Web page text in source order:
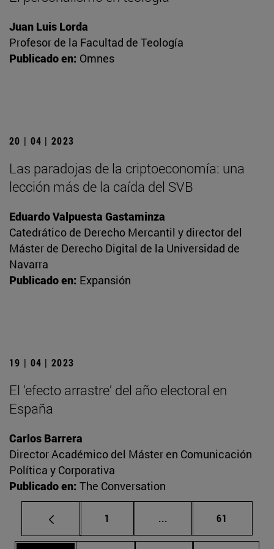
Juan Luis Lorda
Profesor de la Facultad de Teología
Publicado en: Omnes
20 | 04 | 2023
Las paradojas de la criptoeconomía: una
lección más de la caída del SVB
Eduardo Valpuesta Gastaminza
Catedrático de Derecho Mercantil y director del
Máster de Derecho Digital de la Universidad de
Navarra
Publicado en: Expansión
19 | 04 | 2023
El ‘efecto arrastre’ del año electoral en
España
Carlos Barrera
Director Académico del Máster en Comunicación
Política y Corporativa
Publicado en: The Conversation
Página
1 ... Páginas intermedias
Página
61